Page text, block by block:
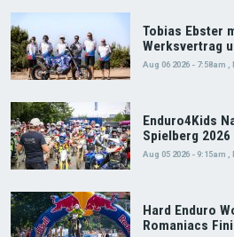
Tobias Ebster
Werksvertrag
Aug 06 2026 - 7:58am
Enduro4Kids
Spielberg 2026
Aug 05 2026 - 9:15am
Hard Enduro
Romaniacs